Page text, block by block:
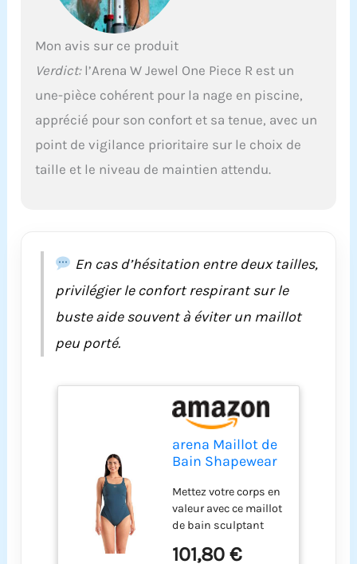
Mesh pour dessiner
Bonnet B. Idéal pour
les femmes actives
qui veulent profiter
des joies de la
piscine, de la plage,
l’aquafitness et des
pleinement du
pouvoir sculptant et
des matières à haut
maintien ou
choisissez la taille
élasthanne (matière
écologique : 100 %
polyamide recyclé)
Mon avis sur ce produit
Verdict:l’Arena W Jewel One Piece R est un
une-pièce cohérent pour la nage en piscine,
apprécié pour son confort et sa tenue, avec un
point de vigilance prioritaire sur le choix de
taille et le niveau de maintien attendu.
En cas d’hésitation entre deux tailles,
privilégier le confort respirant sur le
buste aide souvent à éviter un maillot
peu porté.
arena Maillot de
Bain Shapewear
pour Femmes
Mettez votre corps en
valeur avec ce maillot
de bain sculptant
élégant. Un modèle
101,80 €